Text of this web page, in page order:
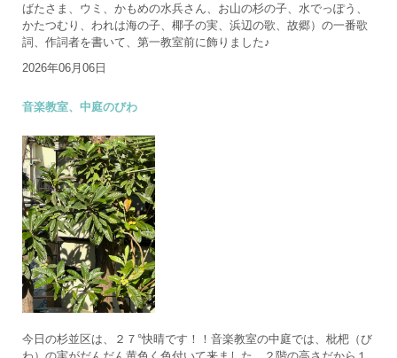
ばたさま、ウミ、かもめの水兵さん、お山の杉の子、水でっぽう、
かたつむり、われは海の子、椰子の実、浜辺の歌、故郷）の一番歌
詞、作詞者を書いて、第一教室前に飾りました♪
2026年06月06日
音楽教室、中庭のびわ
今日の杉並区は、２７°快晴です！！音楽教室の中庭では、枇杷（び